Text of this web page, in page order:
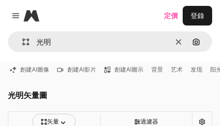
Close menu
Magnific
清除 通過圖
定價 登錄
創建AI圖像 創建AI影片 創建AI圖示 背景 艺术 发现 阳
光明矢量圖
矢量 過濾器